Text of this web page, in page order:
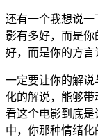
还有一个我想说
影有多好，而是
好，而是你的方言
一定要让你的解
化的解说，能够
看这个电影到底是
中，你那种情绪